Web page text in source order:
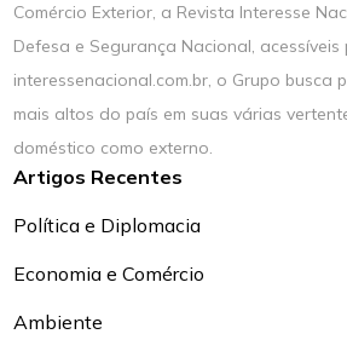
Comércio Exterior, a Revista Interesse
Defesa e Segurança Nacional, acessíveis
interessenacional.com.br, o Grupo busca
mais altos do país em suas várias
doméstico como externo.
Artigos Recentes
Política e Diplomacia
Economia e Comércio
Ambiente